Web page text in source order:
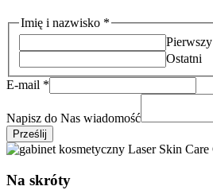
Imię i nazwisko *
Pierwszy
Ostatni
E-mail *
Napisz do Nas wiadomość
Prześlij
Na skróty